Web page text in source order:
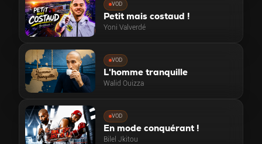
VOD
Petit mais costaud !
Yoni Valverdé
VOD
L'homme tranquille
Walid Ouizza
VOD
En mode conquérant !
Bilel Jkitou